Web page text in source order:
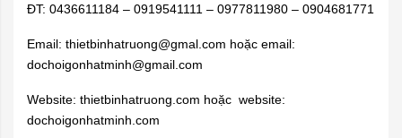
ĐT: 0436611184 – 0919541111 – 0977811980 – 0904681771
Email: thietbinhatruong@gmal.com hoặc email:
dochoigonhatminh@gmail.com
Website: thietbinhatruong.com hoặc website:
dochoigonhatminh.com